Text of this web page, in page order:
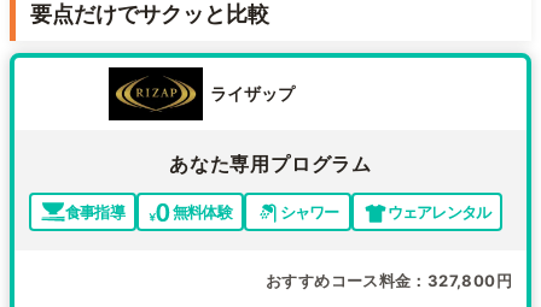
要点だけでサクッと比較
ライザップ
あなた専用プログラム
食事指導 無料体験 シャワー ウェアレンタル
おすすめコース料金 327,800円